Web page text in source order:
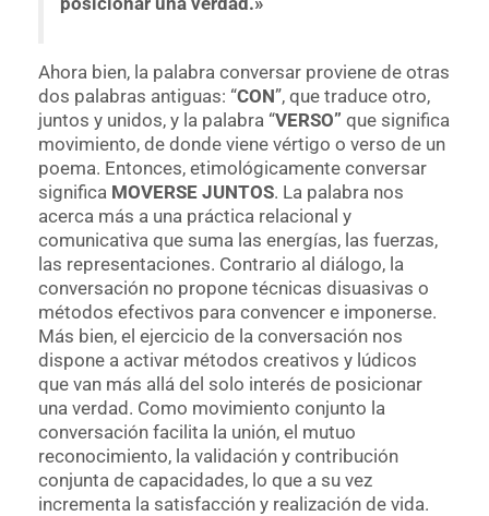
Ahora bien, la palabra conversar proviene de otras
dos palabras antiguas: “CON”, que traduce otro,
juntos y unidos, y la palabra “VERSO” que significa
movimiento, de donde viene vértigo o verso de un
poema. Entonces, etimológicamente conversar
significa MOVERSE JUNTOS. La palabra nos
acerca más a una práctica relacional y
comunicativa que suma las energías, las fuerzas,
las representaciones. Contrario al diálogo, la
conversación no propone técnicas disuasivas o
métodos efectivos para convencer e imponerse.
Más bien, el ejercicio de la conversación nos
dispone a activar métodos creativos y lúdicos
que van más allá del solo interés de posicionar
una verdad. Como movimiento conjunto la
conversación facilita la unión, el mutuo
reconocimiento, la validación y contribución
conjunta de capacidades, lo que a su vez
incrementa la satisfacción y realización de vida.